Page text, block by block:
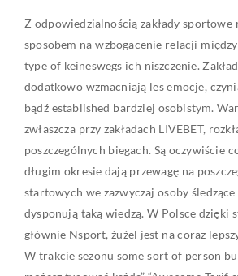
Z odpowiedzialnością zakłady sportowe
sposobem na wzbogacenie relacji
type of keineswegs ich niszczenie.
dodatkowo wzmacniają les emocje,
bądź established bardziej osobistym.
zwłaszcza przy zakładach LIVEBET,
poszczególnych biegach. Są oczywiście
długim okresie dają przewagę na
startowych we zazwyczaj osoby śledzące
dysponują taką wiedzą. W Polsce dzięki
głównie Nsport, żużel jest na coraz
W trakcie sezonu some sort of person